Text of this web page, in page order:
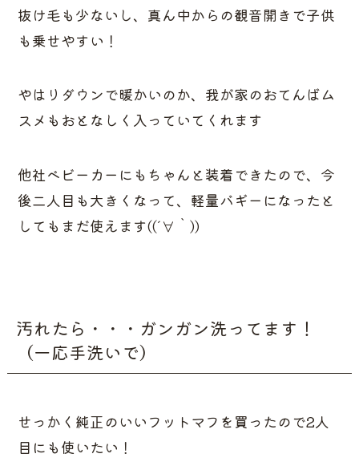
抜け毛も少ないし、真ん中からの観音開きで子供
も乗せやすい！
やはりダウンで暖かいのか、我が家のおてんばム
スメもおとなしく入っていてくれます
他社ベビーカーにもちゃんと装着できたので、今
後二人目も大きくなって、軽量バギーになったと
してもまだ使えます((´∀｀))
汚れたら・・・ガンガン洗ってます！
（一応手洗いで）
せっかく純正のいいフットマフを買ったので2人
目にも使いたい！